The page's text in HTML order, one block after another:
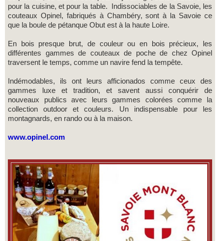
pour la cuisine, et pour la table. Indissociables de la Savoie, les
couteaux Opinel, fabriqués à Chambéry, sont à la Savoie ce
que la boule de pétanque Obut est à la haute Loire.
En bois presque brut, de couleur ou en bois précieux, les
différentes gammes de couteaux de poche de chez Opinel
traversent le temps, comme un navire fend la tempête.
Indémodables, ils ont leurs afficionados comme ceux des
gammes luxe et tradition, et savent aussi conquérir de
nouveaux publics avec leurs gammes colorées comme la
collection outdoor et couleurs. Un indispensable pour les
montagnards, en rando ou à la maison.
www.opinel.com